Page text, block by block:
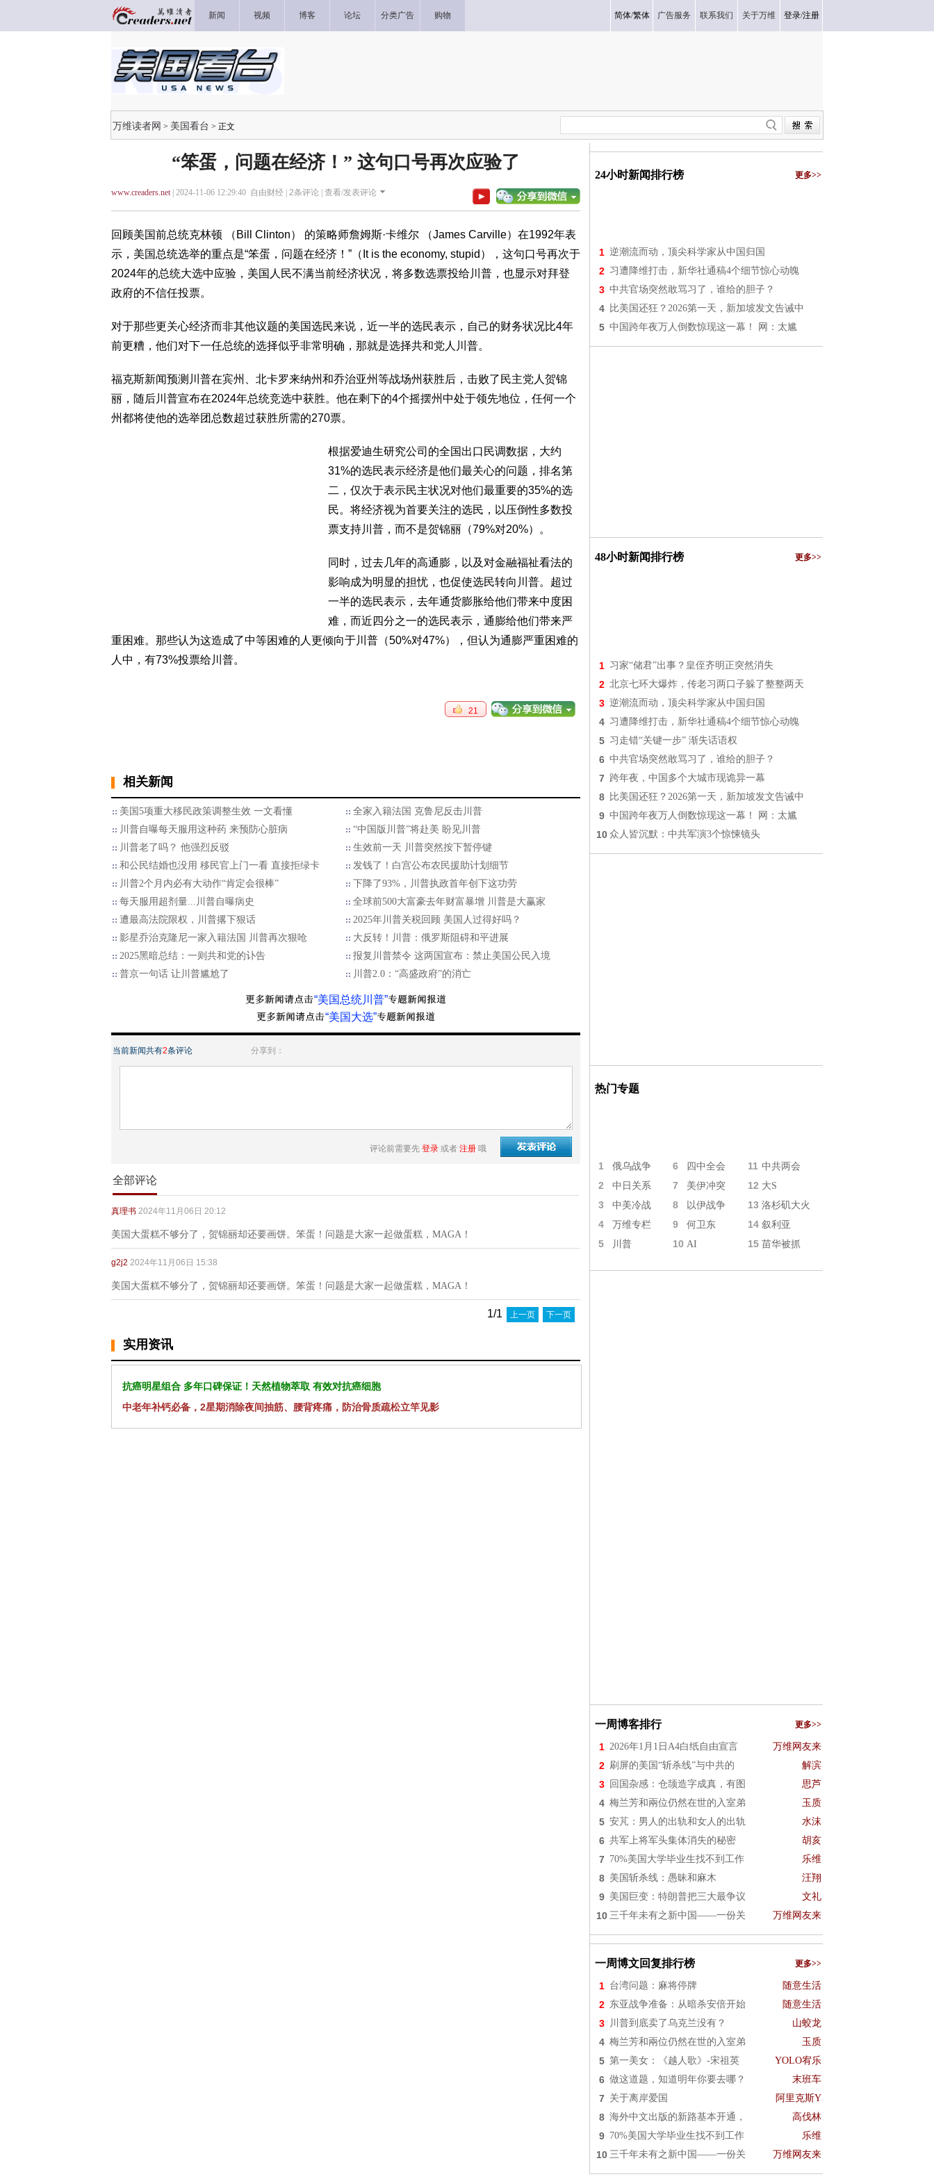
新闻 视频 博客 论坛 分类广告 购物 简体/繁体 广告服务 联系我们 关于万维 登录/注册
万维读者网 > 美国看台 > 正文
“笨蛋，问题在经济！” 这句口号再次应验了
www.creaders.net| 2024-11-06 12:29:40 自由财经 | 2条评论 | 查看/发表评论
回顾美国前总统克林顿 （Bill Clinton） 的策略师詹姆斯·卡维尔 （James Carville）在1992年表
示，美国总统选举的重点是“笨蛋，问题在经济！”（It is the economy, stupid），这句口号再次于
2024年的总统大选中应验，美国人民不满当前经济状况，将多数选票投给川普，也显示对拜登
政府的不信任投票。
对于那些更关心经济而非其他议题的美国选民来说，近一半的选民表示，自己的财务状况比4年
前更糟，他们对下一任总统的选择似乎非常明确，那就是选择共和党人川普。
福克斯新闻预测川普在宾州、北卡罗来纳州和乔治亚州等战场州获胜后，击败了民主党人贺锦
丽，随后川普宣布在2024年总统竞选中获胜。他在剩下的4个摇摆州中处于领先地位，任何一个
州都将使他的选举团总数超过获胜所需的270票。
根据爱迪生研究公司的全国出口民调数据，大约
31%的选民表示经济是他们最关心的问题，排名第
二，仅次于表示民主状况对他们最重要的35%的选
民。将经济视为首要关注的选民，以压倒性多数投
票支持川普，而不是贺锦丽（79%对20%）。
同时，过去几年的高通膨，以及对金融福祉看法的
影响成为明显的担忧，也促使选民转向川普。超过
一半的选民表示，去年通货膨胀给他们带来中度困
难，而近四分之一的选民表示，通膨给他们带来严
重困难。那些认为这造成了中等困难的人更倾向于川普（50%对47%），但认为通膨严重困难的
人中，有73%投票给川普。
21
相关新闻
美国5项重大移民政策调整生效 一文看懂
全家入籍法国 克鲁尼反击川普
川普自曝每天服用这种药 来预防心脏病
“中国版川普”将赴美 盼见川普
川普老了吗？ 他强烈反驳
生效前一天 川普突然按下暂停键
和公民结婚也没用 移民官上门一看 直接拒绿卡
发钱了！白宫公布农民援助计划细节
川普2个月内必有大动作“肯定会很棒”
下降了93%，川普执政首年创下这功劳
每天服用超剂量...川普自曝病史
全球前500大富豪去年财富暴增 川普是大赢家
遭最高法院限权，川普撂下狠话
2025年川普关税回顾 美国人过得好吗？
影星乔治克隆尼一家入籍法国 川普再次狠呛
大反转！川普：俄罗斯阻碍和平进展
2025黑暗总结：一则共和党的讣告
报复川普禁令 这两国宣布：禁止美国公民入境
普京一句话 让川普尴尬了
川普2.0：“高盛政府”的消亡
“美国总统川普”
“美国大选”
当前新闻共有2条评论 分享到：
评论前需要先 登录 或者 注册 哦
全部评论
真理书 2024年11月06日 20:12
美国大蛋糕不够分了，贺锦丽却还要画饼。笨蛋！问题是大家一起做蛋糕，MAGA！
g2j2 2024年11月06日 15:38
美国大蛋糕不够分了，贺锦丽却还要画饼。笨蛋！问题是大家一起做蛋糕，MAGA！
1/1 上一页 下一页
实用资讯
抗癌明星组合 多年口碑保证！天然植物萃取 有效对抗癌细胞
中老年补钙必备，2星期消除夜间抽筋、腰背疼痛，防治骨质疏松立竿见影
24小时新闻排行榜 更多>>
1 逆潮流而动，顶尖科学家从中国归国
2 习遭降维打击，新华社通稿4个细节惊心动魄
3 中共官场突然敢骂习了，谁给的胆子？
4 比美国还狂？2026第一天，新加坡发文告诫中
5 中国跨年夜万人倒数惊现这一幕！ 网：太尴
48小时新闻排行榜 更多>>
1 习家“储君”出事？皇侄齐明正突然消失
2 北京七环大爆炸，传老习两口子躲了整整两天
3 逆潮流而动，顶尖科学家从中国归国
4 习遭降维打击，新华社通稿4个细节惊心动魄
5 习走错“关键一步” 渐失话语权
6 中共官场突然敢骂习了，谁给的胆子？
7 跨年夜，中国多个大城市现诡异一幕
8 比美国还狂？2026第一天，新加坡发文告诫中
9 中国跨年夜万人倒数惊现这一幕！ 网：太尴
10 众人皆沉默：中共军演3个惊悚镜头
热门专题
1 俄乌战争 6 四中全会 11 中共两会
2 中日关系 7 美伊冲突 12 大S
3 中美冷战 8 以伊战争 13 洛杉矶大火
4 万维专栏 9 何卫东 14 叙利亚
5 川普 10 AI 15 苗华被抓
一周博客排行 更多>>
1 2026年1月1日A4白纸自由宣言 万维网友来
2 刷屏的美国“斩杀线”与中共的 解滨
3 回国杂感：仓颉造字成真，有图 思芦
4 梅兰芳和兩位仍然在世的入室弟 玉质
5 安芃：男人的出轨和女人的出轨 水沫
6 共军上将军头集体消失的秘密 胡亥
7 70%美国大学毕业生找不到工作 乐维
8 美国斩杀线：愚昧和麻木 汪翔
9 美国巨变：特朗普把三大最争议 文礼
10 三千年未有之新中国——一份关 万维网友来
一周博文回复排行榜 更多>>
1 台湾问题：麻将停牌 随意生活
2 东亚战争准备：从暗杀安倍开始 随意生活
3 川普到底卖了乌克兰没有？ 山蛟龙
4 梅兰芳和兩位仍然在世的入室弟 玉质
5 第一美女：《越人歌》-宋祖英 YOLO宥乐
6 做这道题，知道明年你要去哪？ 末班车
7 关于离岸爱国 阿里克斯Y
8 海外中文出版的新路基本开通， 高伐林
9 70%美国大学毕业生找不到工作 乐维
10 三千年未有之新中国——一份关 万维网友来